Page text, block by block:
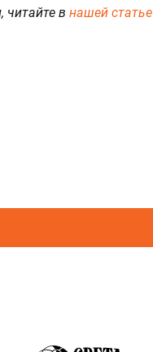
читайте в нашей статье